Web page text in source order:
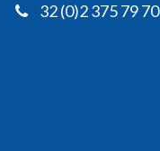
32 (0)2 375 79 70